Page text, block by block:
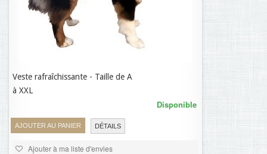
Veste rafraîchissante - Taille de A
à XXL
AJOUTER AU PANIER DÉTAILS
Disponible
Ajouter à ma liste d'envies